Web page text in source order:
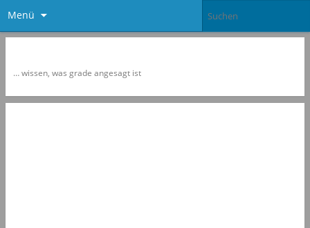
Menü
… wissen, was grade angesagt ist